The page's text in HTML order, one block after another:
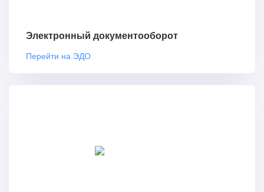
Электронный документооборот
Перейти на ЭДО